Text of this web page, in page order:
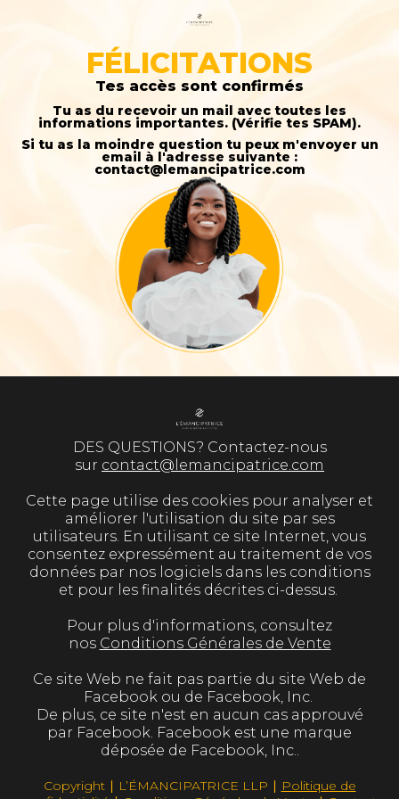
FÉLICITATIONS
Tes accès sont confirmés
Tu as du recevoir un mail avec toutes les
informations importantes. (Vérifie tes SPAM).
Si tu as la moindre question tu peux m'envoyer un
email à l'adresse suivante :
contact@lemancipatrice.com
DES QUESTIONS? Contactez-nous
sur contact@lemancipatrice.com
Cette page utilise des cookies pour analyser et
améliorer l'utilisation du site par ses
utilisateurs. En utilisant ce site Internet, vous
consentez expressément au traitement de vos
données par nos logiciels dans les conditions
et pour les finalités décrites ci-dessus.
Pour plus d'informations, consultez
nos Conditions Générales de Vente
Ce site Web ne fait pas partie du site Web de
Facebook ou de Facebook, Inc.
De plus, ce site n'est en aucun cas approuvé
par Facebook. Facebook est une marque
déposée de Facebook, Inc..
Copyright ∣ L’ÉMANCIPATRICE LLP ∣ Politique de